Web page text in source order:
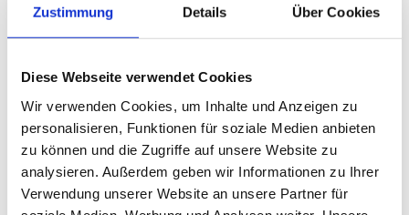
Zustimmung Details Über Cookies
Diese Webseite verwendet Cookies
Wir verwenden Cookies, um Inhalte und Anzeigen zu
personalisieren, Funktionen für soziale Medien anbieten
zu können und die Zugriffe auf unsere Website zu
analysieren. Außerdem geben wir Informationen zu Ihrer
Verwendung unserer Website an unsere Partner für
VernetzungvonHilfsaktionensowie den
Kenntnissean. Viele Augenoptikerinnen und
Augenoptiker helfenehrenamtlichbei den
organisatorischen Arbeiten, nutzen aber auch ihren
Jahresurlaub, um vor Ort den Betroffenen zu helfen.